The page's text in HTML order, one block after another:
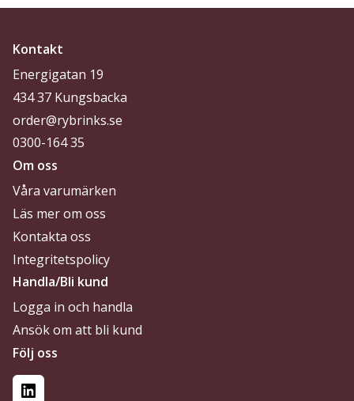
Kontakt
Energigatan 19
434 37 Kungsbacka
order@rybrinks.se
0300-164 35
Om oss
Våra varumärken
Läs mer om oss
Kontakta oss
Integritetspolicy
Handla/Bli kund
Logga in och handla
Ansök om att bli kund
Följ oss